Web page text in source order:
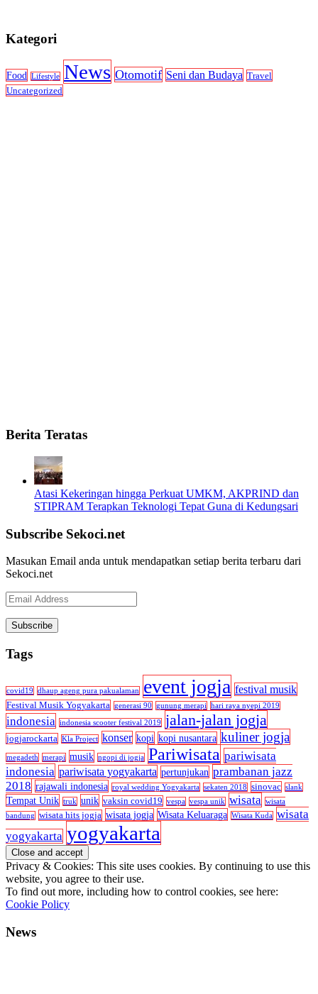
Kategori
Food Lifestyle News Otomotif Seni dan Budaya Travel
Uncategorized
Berita Teratas
Atasi Kekeringan hingga Perkuat UMKM, AKPRIND dan
STIPRAM Terapkan Teknologi Tepat Guna di Kedungsari
Subscribe Sekoci.net
Masukan Email anda untuk mendapatkan setiap berita terbaru dari
Sekoci.net
Email
Tags
covid19 dhaup ageng pura pakualaman event jogja festival musik
Festival Musik Yogyakarta generasi 90 gunung merapi hari raya nyepi 2019
indonesia indonesia scooter festival 2019 jalan-jalan jogja
jogjarockarta Kla Project konser kopi kopi nusantara kuliner jogja
megadeth merapi musik ngopi di jogja Pariwisata pariwisata
indonesia pariwisata yogyakarta pertunjukan prambanan jazz
2018 rajawali indonesia royal wedding Yogyakarta sekaten 2018 sinovac slank
Tempat Unik truk unik vaksin covid19 vespa vespa unik wisata wisata
bandung
wisata hits jogja wisata jogja Wisata Keluaraga Wisata Kuda wisata
yogyakarta yogyakarta
Privacy & Cookies: This site uses cookies. By continuing to use this
website, you agree to their use.
To find out more, including how to control cookies, see here:
Cookie Policy
News